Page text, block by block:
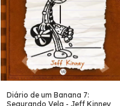
Diário de um Banana 7:
Segurando Vela - Jeff Kinney